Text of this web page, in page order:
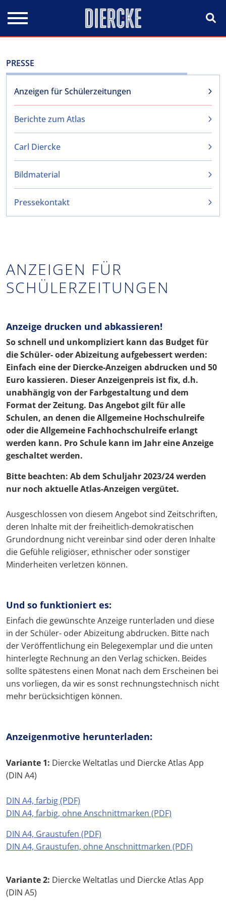
PRESSE
Anzeigen für Schülerzeitungen
Berichte zum Atlas
Carl Diercke
Bildmaterial
Pressekontakt
ANZEIGEN FÜR
SCHÜLERZEITUNGEN
Anzeige drucken und abkassieren!
So schnell und unkompliziert kann das Budget für
die Schüler- oder Abizeitung aufgebessert werden:
Einfach eine der Diercke-Anzeigen abdrucken und 50
Euro kassieren. Dieser Anzeigenpreis ist fix, d.h.
unabhängig von der Farbgestaltung und dem
Format der Zeitung. Das Angebot gilt für alle
Schulen, an denen die Allgemeine Hochschulreife
oder die Allgemeine Fachhochschulreife erlangt
werden kann. Pro Schule kann im Jahr eine Anzeige
geschaltet werden.
Bitte beachten: Ab dem Schuljahr 2023/24 werden
nur noch aktuelle Atlas-Anzeigen vergütet.
Ausgeschlossen von diesem Angebot sind Zeitschriften,
deren Inhalte mit der freiheitlich-demokratischen
Grundordnung nicht vereinbar sind oder deren Inhalte
die Gefühle religiöser, ethnischer oder sonstiger
Minderheiten verletzen können.
Und so funktioniert es:
Einfach die gewünschte Anzeige runterladen und diese
in der Schüler- oder Abizeitung abdrucken. Bitte nach
der Veröffentlichung ein Belegexemplar und die unten
hinterlegte Rechnung an den Verlag schicken. Beides
sollte spätestens einen Monat nach dem Erscheinen bei
uns vorliegen, da wir es sonst rechnungstechnisch nicht
mehr berücksichtigen können.
Anzeigenmotive herunterladen:
Variante 1: Diercke Weltatlas und Diercke Atlas App
(DIN A4)
DIN A4, farbig (PDF)
DIN A4, farbig, ohne Anschnittmarken (PDF)
DIN A4, Graustufen (PDF)
DIN A4, Graustufen, ohne Anschnittmarken (PDF)
Variante 2: Diercke Weltatlas und Diercke Atlas App
(DIN A5)